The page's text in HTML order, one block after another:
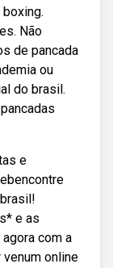
Não
de pancada
ou
do brasil.
e
e as
com a
venum online